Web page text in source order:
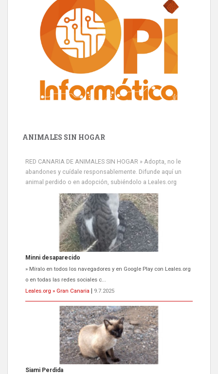
ANIMALES SIN HOGAR
RED CANARIA DE ANIMALES SIN HOGAR » Adopta, no le
abandones y cuídale responsablemente. Difunde aquí un
animal perdido o en adopción, subiéndolo a Leales.org
Siami Perdida
Se llama Siami,es hembra de 4 años,esterilizada con marca de
oreja,cariñosa,mimosa pero miedosa,e...
Leales.org » Gran Canaria
9.7.2025
ADOPCIÓN URGENTE GATA TEROR GRAN CANARIA